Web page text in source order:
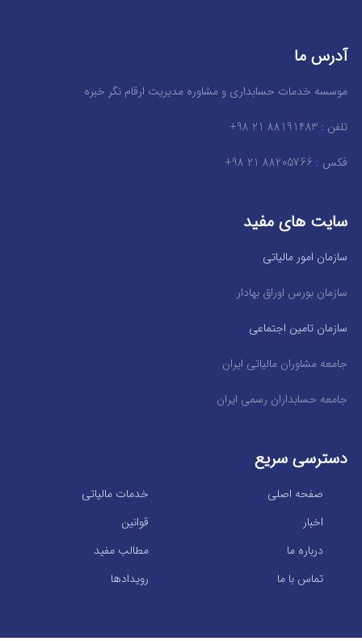
آدرس ما
موسسه خدمات حسابداری و مشاوره مدیریت ارقام نگر خبره
تلفن : 88191483 21 98+
فکس : 88205766 21 98+
سایت های مفید
سازمان امور مالیاتی
سازمان بورس اوراق بهادار
سازمان تامین اجتماعی
جامعه مشاوران مالیاتی ایران
جامعه حسابداران رسمی ایران
دسترسی سریع
خدمات مالیاتی
صفحه اصلی
قوانین
اخبار
مطالب مفید
درباره ما
رویدادها
تماس با ما